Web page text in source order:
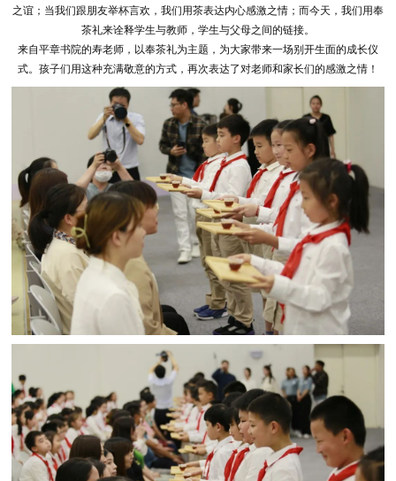
之谊；当我们跟朋友举杯言欢，我们用茶表达内心感激之情；而今天，我们用奉
茶礼来诠释学生与教师，学生与父母之间的链接。
来自平章书院的寿老师，以奉茶礼为主题，为大家带来一场别开生面的成长仪
式。孩子们用这种充满敬意的方式，再次表达了对老师和家长们的感激之情！